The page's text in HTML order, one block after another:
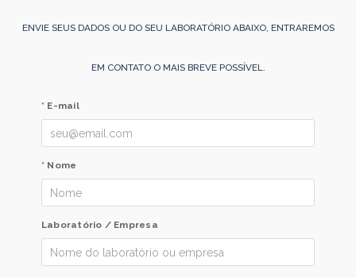
ENVIE SEUS DADOS OU DO SEU LABORATÓRIO ABAIXO, ENTRAREMOS
EM CONTATO O MAIS BREVE POSSÍVEL.
* E-mail
* Nome
Laboratório / Empresa